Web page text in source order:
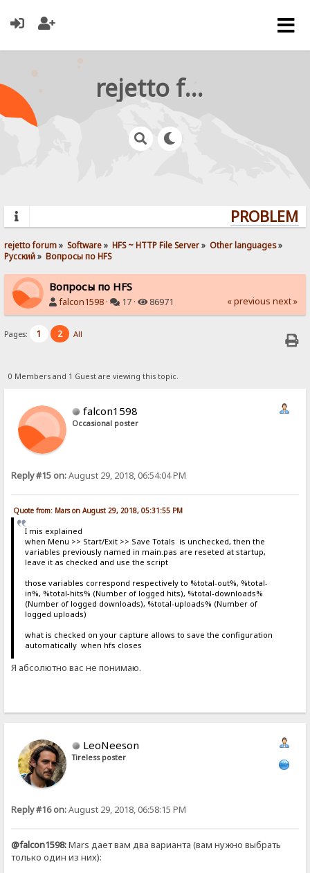
rejetto forum
rejetto forum» Software» HFS ~ HTTP File Server» Other languages»
Pусский» Вопросы по HFS
Вопросы по HFS
falcon1598 · 17 · 86971 « previous next »
Pages: 1 2 All
0 Members and 1 Guest are viewing this topic.
falcon1598
Occasional poster
Reply #15 on:August 29, 2018, 06:54:04 PM
Quote from: Mars on August 29, 2018, 05:31:55 PM
I mis explained
when Menu >> Start/Exit >> Save Totals is unchecked, then the
variables previously named in main.pas are reseted at startup,
leave it as checked and use the script
those variables correspond respectively to %total-out%, %total-
in%, %total-hits% (Number of logged hits), %total-downloads%
(Number of logged downloads), %total-uploads% (Number of
logged uploads)
what is checked on your capture allows to save the configuration
automatically when hfs closes
Я абсолютно вас не понимаю.
LeoNeeson
Tireless poster
Reply #16 on:August 29, 2018, 06:58:15 PM
@falcon1598:Mars дает вам два варианта (вам нужно выбрать
только один из них):